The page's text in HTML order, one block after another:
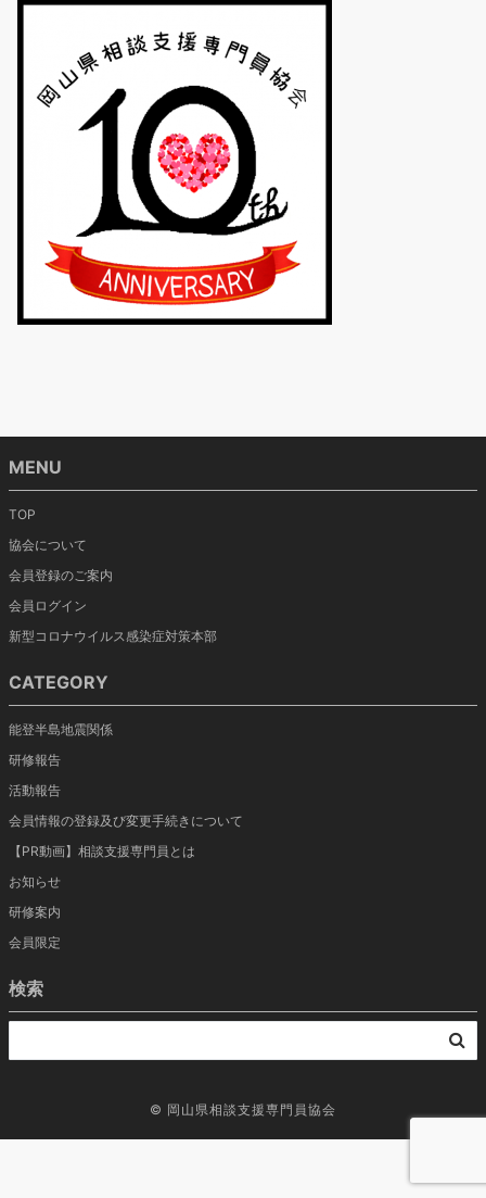
MENU
TOP
協会について
会員登録のご案内
会員ログイン
新型コロナウイルス感染症対策本部
CATEGORY
能登半島地震関係
研修報告
活動報告
会員情報の登録及び変更手続きについて
【PR動画】相談支援専門員とは
お知らせ
研修案内
会員限定
検索
© 岡山県相談支援専門員協会